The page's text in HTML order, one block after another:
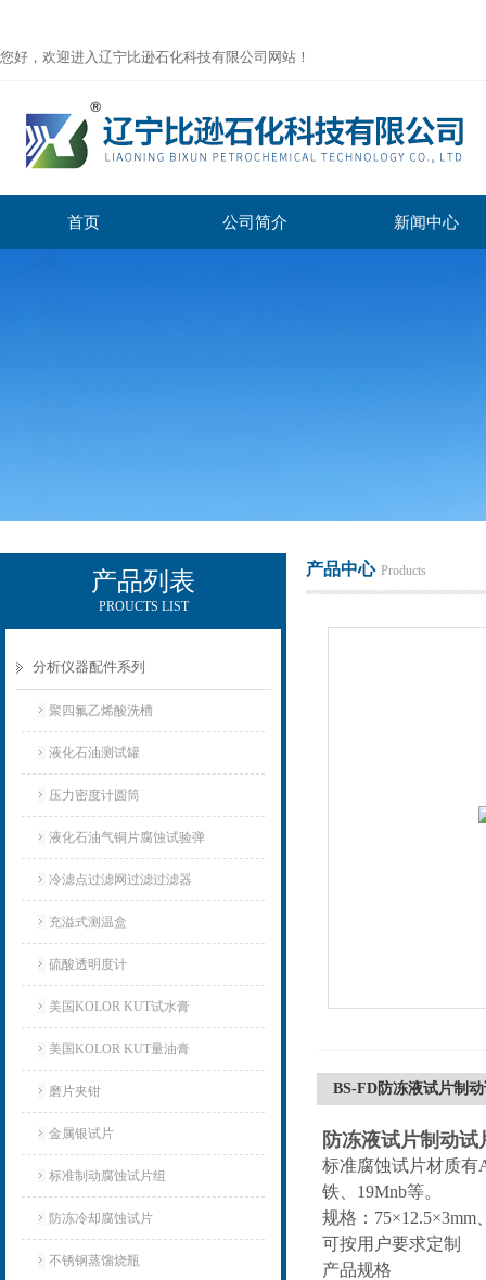
您好，欢迎进入辽宁比逊石化科技有限公司网站！
首页 公司简介 新闻中心
产品列表
PROUCTS LIST
分析仪器配件系列
聚四氟乙烯酸洗槽
液化石油测试罐
压力密度计圆筒
液化石油气铜片腐蚀试验弹
冷滤点过滤网过滤过滤器
充溢式测温盒
硫酸透明度计
美国KOLOR KUT试水膏
美国KOLOR KUT量油膏
磨片夹钳
金属银试片
标准制动腐蚀试片组
防冻冷却腐蚀试片
不锈钢蒸馏烧瓶
产品中心 Products
BS-FD防冻液试片制
防冻液试片制动试
标准腐蚀试片材质有
铁、19Mnb等。
规格：75×12.5×3mm
可按用户要求定制
产品规格